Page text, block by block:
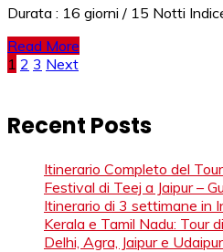
Durata : 16 giorni / 15 Notti
Read More
Posts
1 2 3 Next
Recent Posts
Itinerario Completo del
Festival di Teej a Jaipur –
Itinerario di 3 settimane in
Kerala e Tamil Nadu: Tour
Delhi, Agra, Jaipur e